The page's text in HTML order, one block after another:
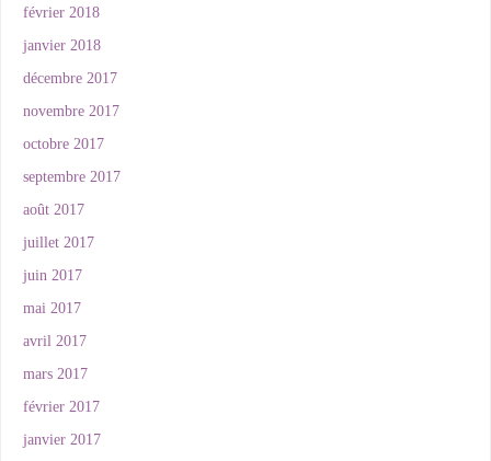
février 2018
janvier 2018
décembre 2017
novembre 2017
octobre 2017
septembre 2017
août 2017
juillet 2017
juin 2017
mai 2017
avril 2017
mars 2017
février 2017
janvier 2017